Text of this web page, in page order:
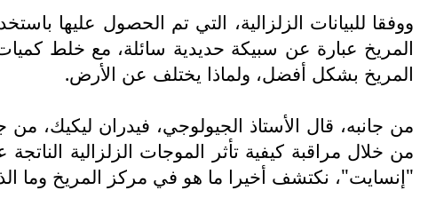
ووفقا للبيانات الزلزالية، التي تم الحصول عليها
المريخ عبارة عن سبيكة حديدية سائلة، مع خلط
المريخ بشكل أفضل، ولماذا يختلف عن الأرض.
من خلال مراقبة كيفية تأثر الموجات الزلزالية
"إنسايت"، نكتشف أخيرا ما هو في مركز المريخ وما